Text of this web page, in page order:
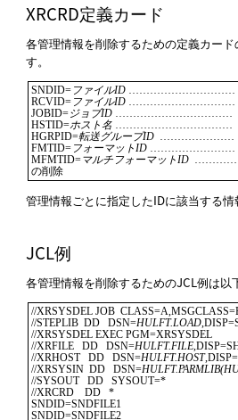
XRCRD定義カード
各管理情報を削除するための定義カー
す。
SNDID= ファイルID …………………………  配
RCVID= ファイルID …………………………  集
JOBID=ジョブID ……………………………  ジ
HSTID=ホスト名 ……………………………  詳
HGRPID=転送グループID
…………………
FMTID= フォーマットID ……………………  フ
MFMTID=マルチフォーマットID
…………
の削除
管理情報ごとに指定したIDに該当する情
JCL例
各管理情報を削除するためのJCL例は以
//XRSYSDEL JOB
//STEPLIB  DD   DSN=HULFT.LOAD
//XRSYSDEL EXEC
//XRFILE   DD   DSN=HULFT.FILE
//XRHOST   DD   DSN=HULFT.HOST
//XRSYSIN  DD   DSN=
//SYSOUT   DD
//XRCRD